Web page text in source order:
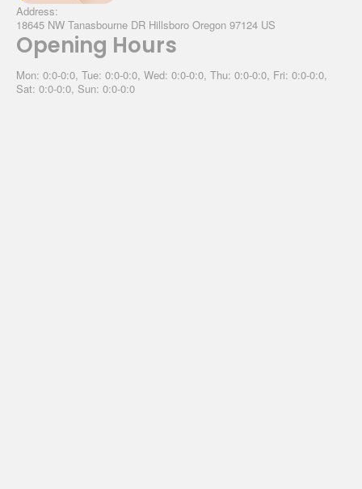
Address:
18645 NW Tanasbourne DR Hillsboro Oregon 97124 US
Opening Hours
Mon: 0:0-0:0, Tue: 0:0-0:0, Wed: 0:0-0:0, Thu: 0:0-0:0, Fri: 0:0-0:0,
Sat: 0:0-0:0, Sun: 0:0-0:0